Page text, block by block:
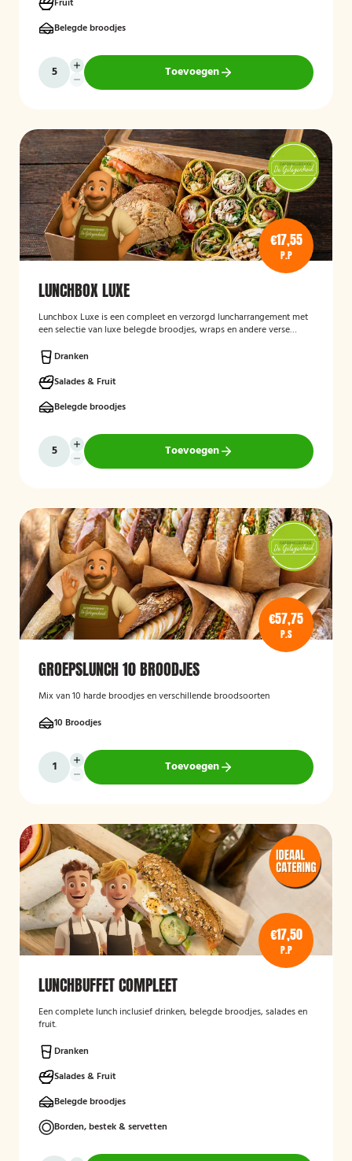
Fruit
Belegde broodjes
Toevoegen
€17,55
P.P
LUNCHBOX LUXE
Lunchbox Luxe is een compleet en verzorgd luncharrangement met
een selectie van luxe belegde broodjes, wraps en andere verse
bijeenkomsten, vergaderingen en groepslunches en staat bekend
om de verse ingrediënten, verzorgde presentatie en de mogelijkheid
om rekening te houden met dieetwensen zoals vegetarisch,
veganistisch of halal.
Dranken
Salades & Fruit
Belegde broodjes
Toevoegen
€57,75
P.S
GROEPSLUNCH 10 BROODJES
Mix van 10 harde broodjes en verschillende broodsoorten
10 Broodjes
Toevoegen
€17,50
P.P
LUNCHBUFFET COMPLEET
Een complete lunch inclusief drinken, belegde broodjes, salades en
fruit.
Dranken
Salades & Fruit
Belegde broodjes
Borden, bestek & servetten